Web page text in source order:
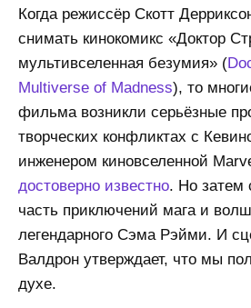
Когда режиссёр Скотт
снимать кинокомикс «Доктор
мультивселенная безумия» (
Multiverse of Madness), то
фильма возникли серьёзные
творческих конфликтах с
инженером киновселенной
достоверно известно. Но затем
часть приключений мага и
легендарного Сэма Рэйми. И
Валдрон утверждает, что мы
духе.